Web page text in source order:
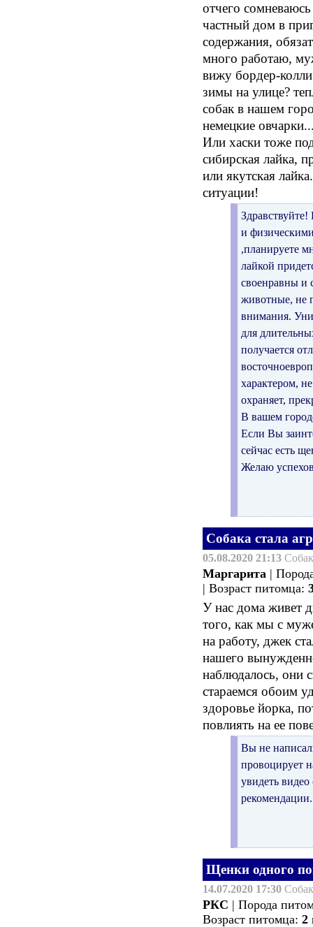
отчего
частный дом в
содержания,
много работаю,
вижу бордер-
зимы на улице?
собак в нашем
немецкие
Или хаски тоже
сибирская лайка,
или якутская
ситуации!
и
,планируете
лайкой
своенравны и
животные, не
внимания.
для
получается
характером,
охраняет,
В вашем
Если Вы
сейчас есть
Желаю
Собака стала
05.08.2020 21:13
Маргарита |
| Возраст питомца:
У нас дома живет
того, как мы с
на работу, джек
нашего
наблюдалось, они
стараемся обоим
здоровье йорка,
повлиять на ее
Вы не
провоцирует
увидеть
рекомендации.
Щенки одного
14.07.2020 17:30
РКС | Порода
Возраст питомца: 2